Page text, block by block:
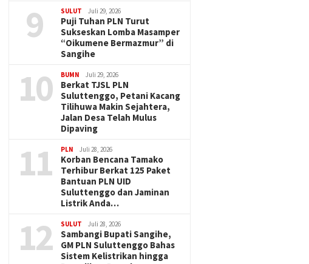
9 SULUT Juli 29, 2026
Puji Tuhan PLN Turut
Sukseskan Lomba Masamper
“Oikumene Bermazmur” di
Sangihe
10 BUMN Juli 29, 2026
Berkat TJSL PLN
Suluttenggo, Petani Kacang
Tilihuwa Makin Sejahtera,
Jalan Desa Telah Mulus
Dipaving
11 PLN Juli 28, 2026
Korban Bencana Tamako
Terhibur Berkat 125 Paket
Bantuan PLN UID
Suluttenggo dan Jaminan
Listrik Anda…
12 SULUT Juli 28, 2026
Sambangi Bupati Sangihe,
GM PLN Suluttenggo Bahas
Sistem Kelistrikan hingga